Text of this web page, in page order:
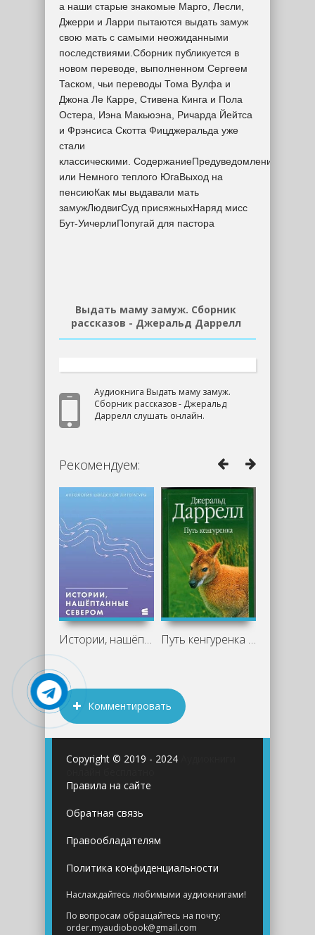
а наши старые знакомые Марго, Лесли,
Джерри и Ларри пытаются выдать замуж
свою мать с самыми неожиданными
последствиями.Сборник публикуется в
новом переводе, выполненном Сергеем
Таском, чьи переводы Тома Вулфа и
Джона Ле Карре, Стивена Кинга и Пола
Остера, Иэна Макьюэна, Ричарда Йейтса
и Фрэнсиса Скотта Фицджеральда уже
стали
классическими.
или Немного теплого ЮгаВыход на
пенсиюКак мы выдавали мать
замужЛюдвигСуд присяжныхНаряд мисс
Бут-УичерлиПопугай для пастора
Выдать маму замуж. Сборник
рассказов - Джеральд Даррелл
Аудиокнига Выдать маму замуж.
Сборник рассказов - Джеральд
Даррелл слушать онлайн.
Рекомендуем:
Истории, нашёптанные севером Путь кенгуренка - Джеральд Даррелл
Комментировать
Copyright © 2019 - 2024
Правила на сайте
Обратная связь
Правообладателям
Политика конфиденциальности
Наслаждайтесь любимыми аудиокнигами!
По вопросам обращайтесь на почту:
order.myaudiobook@gmail.com